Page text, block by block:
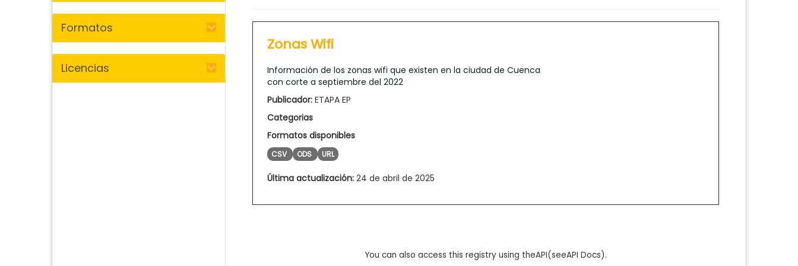
Formatos
Licencias
Zonas Wifi
Información de los zonas wifi que existen en la ciudad de Cuenca
con corte a septiembre del 2022
Publicador: ETAPA EP
Categorias
Formatos disponibles
CSV ODS URL
Última actualización: 24 de abril de 2025
You can also access this registry using theAPI(seeAPI Docs).